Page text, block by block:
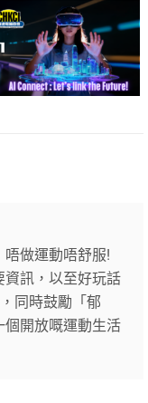
做運動唔舒服!
資訊，以至好玩話
同時鼓勵「郁
個開放嘅運動生活